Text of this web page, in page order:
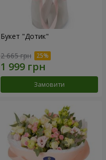
Букет "Дотик"
2 665 грн
Замовити